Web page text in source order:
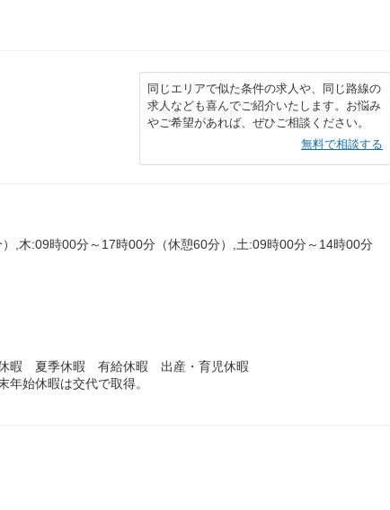
同じエリアで似た条件の求人や、同じ路線の
求人なども喜んでご紹介いたします。お悩み
やご希望があれば、ぜひご相談ください。
無料で相談する
,木:09時00分～17時00分（休憩60分）,土:09時00分～14時00分
暇 夏季休暇 有給休暇 出産・育児休暇
始休暇は交代で取得。